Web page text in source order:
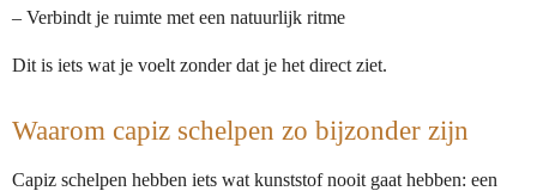
– Verbindt je ruimte met een natuurlijk ritme
Dit is iets wat je voelt zonder dat je het direct ziet.
Waarom capiz schelpen zo bijzonder zijn
Capiz schelpen hebben iets wat kunststof nooit gaat hebben: een